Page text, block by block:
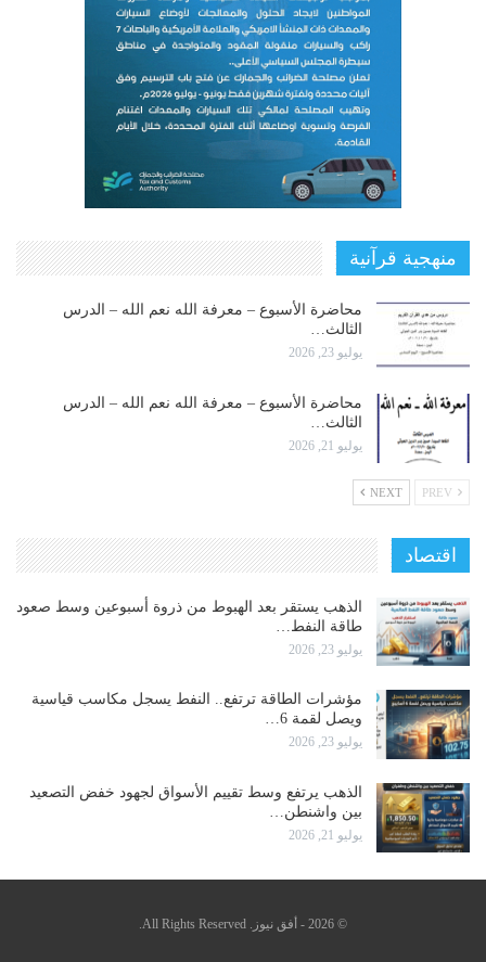
منهجية قرآنية
محاضرة الأسبوع – معرفة الله نعم الله – الدرس
الثالث…
يوليو 23, 2026
محاضرة الأسبوع – معرفة الله نعم الله – الدرس
الثالث…
يوليو 21, 2026
NEXT
اقتصاد
الذهب يستقر بعد الهبوط من ذروة أسبوعين وسط صعود
طاقة النفط…
يوليو 23, 2026
مؤشرات الطاقة ترتفع.. النفط يسجل مكاسب قياسية
ويصل لقمة 6…
يوليو 23, 2026
الذهب يرتفع وسط تقييم الأسواق لجهود خفض التصعيد
بين واشنطن…
يوليو 21, 2026
© 2026 - أفق نيوز. All Rights Reserved.